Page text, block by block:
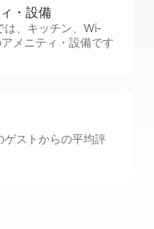
・設⁠備
は、キッチン、Wi-
メニティ・設備です
ゲストからの平均評